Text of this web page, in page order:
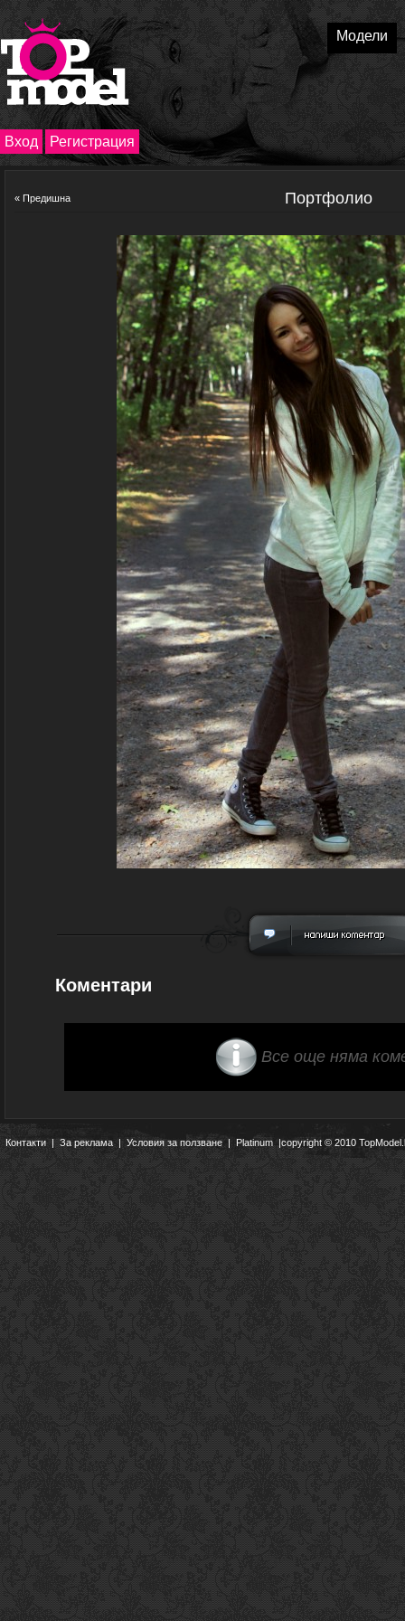
Модели
Вход Регистрация
« Предишна Портфолио
Коментари
Все още няма
Контакти|За реклама | Условия за ползване | Platinum |copyright © 2010